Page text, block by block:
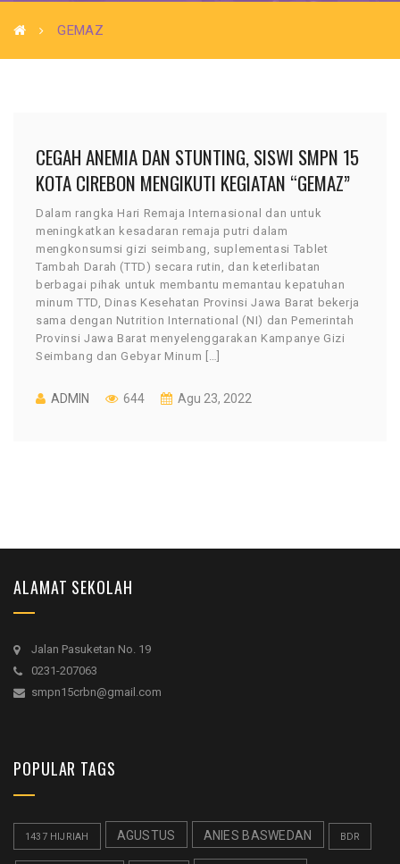
GEMAZ
CEGAH ANEMIA DAN STUNTING, SISWI SMPN 15
KOTA CIREBON MENGIKUTI KEGIATAN “GEMAZ”
Dalam rangka Hari Remaja Internasional dan untuk
meningkatkan kesadaran remaja putri dalam
mengkonsumsi gizi seimbang, suplementasi Tablet
Tambah Darah (TTD) secara rutin, dan keterlibatan
berbagai pihak untuk membantu memantau kepatuhan
minum TTD, Dinas Kesehatan Provinsi Jawa Barat bekerja
sama dengan Nutrition International (NI) dan Pemerintah
Provinsi Jawa Barat menyelenggarakan Kampanye Gizi
Seimbang dan Gebyar Minum […]
ADMIN 644 Agu 23, 2022
ALAMAT SEKOLAH
Jalan Pasuketan No. 19
0231-207063
smpn15crbn@gmail.com
POPULAR TAGS
1437 HIJRIAH AGUSTUS ANIES BASWEDAN BDR